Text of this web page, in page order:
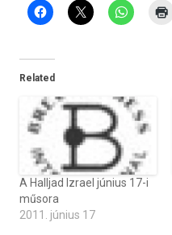
Related
A Halljad Izrael június 17-i
műsora
2011. június 17